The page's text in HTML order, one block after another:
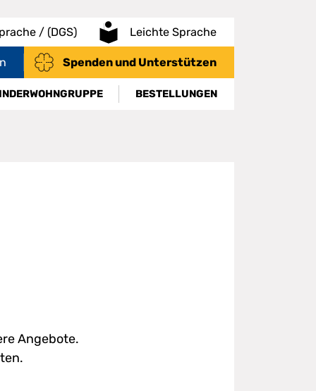
/ (DGS) Leichte Sprache
Spenden und Unterstützen
BESTELLUNGEN
Angebote.